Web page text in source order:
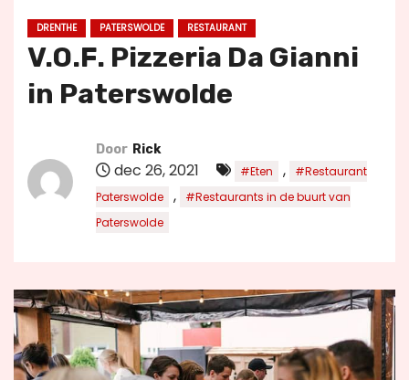
DRENTHE PATERSWOLDE RESTAURANT
V.O.F. Pizzeria Da Gianni
in Paterswolde
Door Rick
dec 26, 2021 #Eten ,
#Restaurant
Paterswolde
,
#Restaurants in de buurt van
Paterswolde